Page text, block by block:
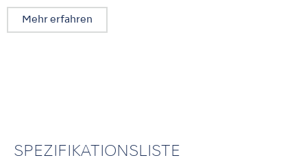
Mehr erfahren
SPEZIFIKATIONSLISTE